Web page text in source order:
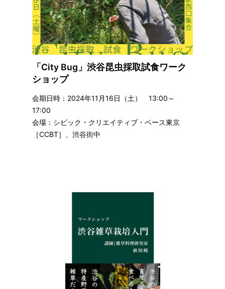
「City Bug」渋谷昆虫採取試食ワーク
ショップ
会期日時：2024年11月16日（土） 13:00～
17:00
会場：シビック・クリエイティブ・ベース東京
［CCBT］、渋谷街中